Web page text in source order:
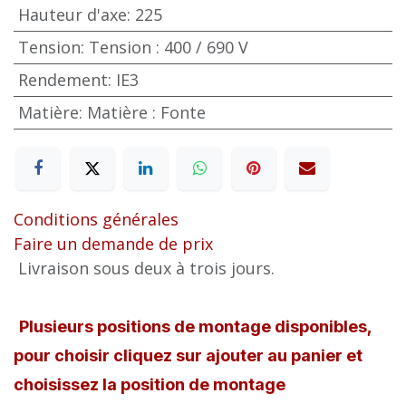
Hauteur d'axe: 225
Tension: Tension : 400 / 690 V
Rendement: IE3
Matière: Matière : Fonte
Conditions générales
Faire un demande de prix
Livraison sous deux à trois jours.
Plusieurs positions de montage disponibles,
pour choisir cliquez sur ajouter au panier et
choisissez la position de montage